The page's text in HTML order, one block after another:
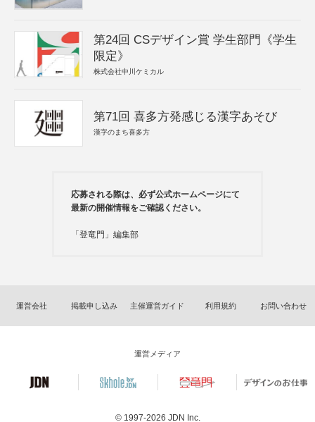
第24回 CSデザイン賞 学生部門《学生
限定》
株式会社中川ケミカル
第71回 喜多方発感じる漢字あそび
漢字のまち喜多方
応募される際は、必ず公式ホームページにて
最新の開催情報をご確認ください。
「登竜門」編集部
運営会社 掲載申し込み 主催運営ガイド 利用規約 お問い合わせ
運営メディア
© 1997-2026 JDN Inc.